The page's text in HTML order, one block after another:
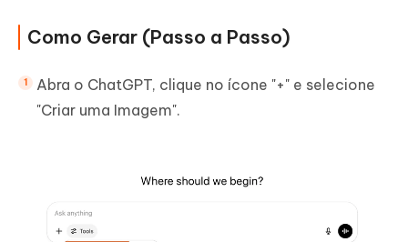
Como Gerar (Passo a Passo)
Abra o ChatGPT, clique no ícone "+" e selecione
"Criar uma Imagem".